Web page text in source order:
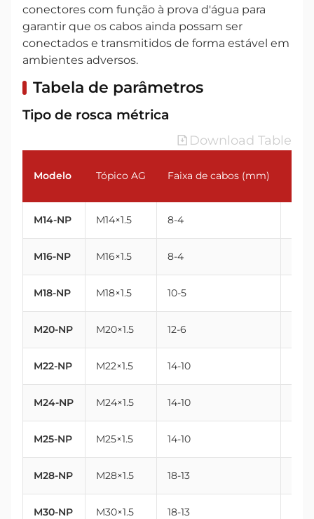
conectores com função à prova d'água para
garantir que os cabos ainda possam ser
conectados e transmitidos de forma estável em
ambientes adversos.
Tabela de parâmetros
Tipo de rosca métrica
Download Table
Modelo Tópico AG Faixa de cabos (mm)
M14-NP M14×1.5 8-4
M16-NP M16×1.5 8-4
M18-NP M18×1.5 10-5
M20-NP M20×1.5 12-6
M22-NP M22×1.5 14-10
M24-NP M24×1.5 14-10
M25-NP M25×1.5 14-10
M28-NP M28×1.5 18-13
M30-NP M30×1.5 18-13